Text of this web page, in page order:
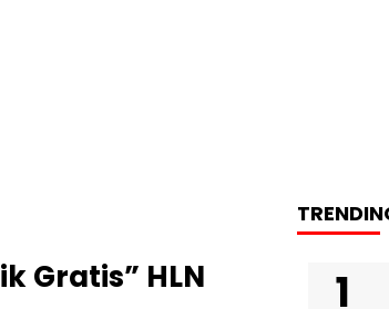
Gratis” HLN